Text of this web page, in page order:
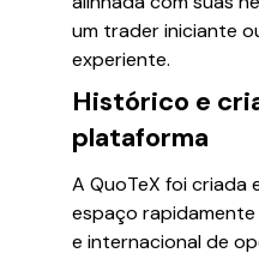
um trader iniciante
experiente.
Histórico e
plataforma
A QuoTeX foi criada
espaço
e internacional de